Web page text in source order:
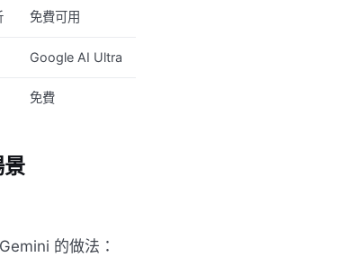
免費可用
Google AI Ultra
免費
的做法：